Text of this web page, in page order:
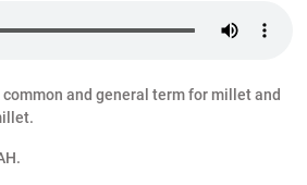
and general term for millet and